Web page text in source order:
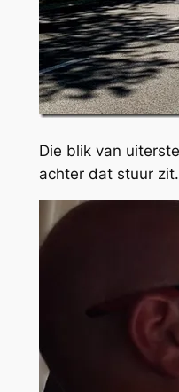
Die blik van
achter dat stuur